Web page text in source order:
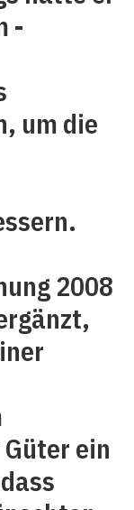
um die
2008
ein